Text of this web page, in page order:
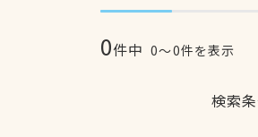
0件中 0〜0件を表示
検索